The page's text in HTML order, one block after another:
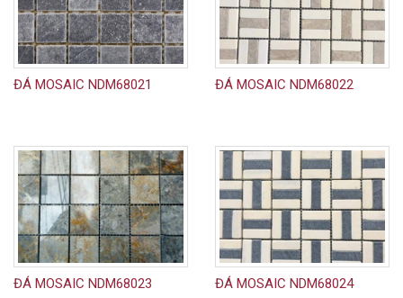
ĐÁ MOSAIC NDM68021 ĐÁ MOSAIC NDM68022
ĐÁ MOSAIC NDM68023 ĐÁ MOSAIC NDM68024